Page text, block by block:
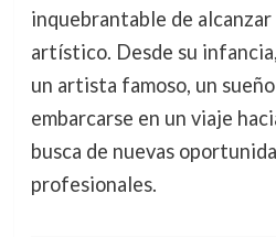
inquebrantable de
artístico. Desde su
un artista famoso, un
embarcarse en un viaje
busca de nuevas
profesionales.